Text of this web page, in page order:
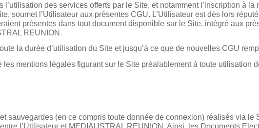
l’utilisation des services offerts par le Site, et notamment l’inscription à la
soumet l’Utilisateur aux présentes CGU. L’Utilisateur est dès lors
présentes dans tout document disponible sur le Site, intégré aux
REUNION.
la durée d’utilisation du Site et jusqu’à ce que de nouvelles CGU
les mentions légales figurant sur le Site préalablement à toute utilisation
sauvegardes (en ce compris toute donnée de connexion) réalisés via le
l’Utilisateur et MEDIAUSTRAL REUNION. Ainsi, les Documents